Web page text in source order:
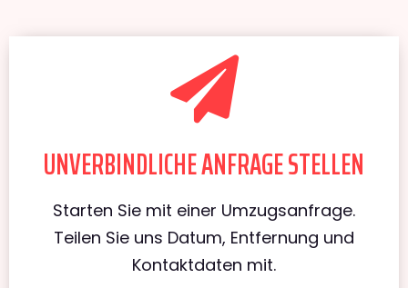
UNVERBINDLICHE ANFRAGE STELLEN
Starten Sie mit einer Umzugsanfrage.
Teilen Sie uns Datum, Entfernung und
Kontaktdaten mit.